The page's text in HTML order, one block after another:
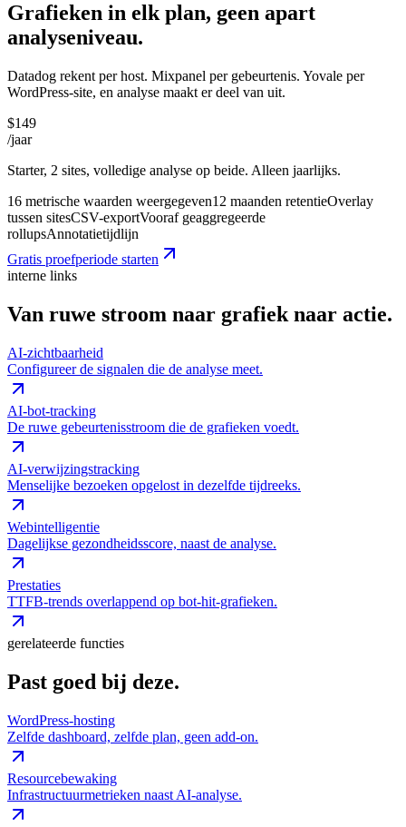
Grafieken in elk plan, geen apart
analyseniveau.
Datadog rekent per host. Mixpanel per gebeurtenis. Yovale per
WordPress-site, en analyse maakt er deel van uit.
$149
/jaar
Starter, 2 sites, volledige analyse op beide. Alleen jaarlijks.
16 metrische waarden weergegeven12 maanden retentieOverlay
tussen sitesCSV-exportVooraf geaggregeerde
rollupsAnnotatietijdlijn
Gratis proefperiode starten
interne links
Van ruwe stroom naar grafiek naar actie.
AI-zichtbaarheid
Configureer de signalen die de analyse meet.
AI-bot-tracking
De ruwe gebeurtenisstroom die de grafieken voedt.
AI-verwijzingstracking
Menselijke bezoeken opgelost in dezelfde tijdreeks.
Webintelligentie
Dagelijkse gezondheidsscore, naast de analyse.
Prestaties
TTFB-trends overlappend op bot-hit-grafieken.
gerelateerde functies
Past goed bij deze.
WordPress-hosting
Zelfde dashboard, zelfde plan, geen add-on.
Resourcebewaking
Infrastructuurmetrieken naast AI-analyse.